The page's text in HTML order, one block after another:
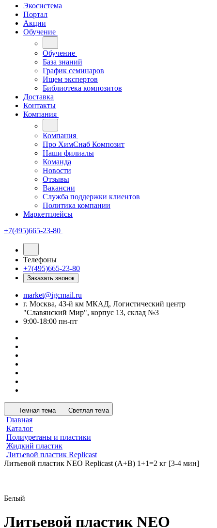
Экосистема
Портал
Акции
Обучение
Обучение
База знаний
График семинаров
Ищем экспертов
Библиотека композитов
Доставка
Контакты
Компания
Компания
Про ХимСнаб Композит
Наши филиалы
Команда
Новости
Отзывы
Вакансии
Служба поддержки клиентов
Политика компании
Маркетплейсы
+7(495)665-23-80
Телефоны
+7(495)665-23-80
Заказать звонок
market@igcmail.ru
г. Москва, 43-й км МКАД, Логистический центр
"Славянский Мир", корпус 13, склад №3
9:00-18:00 пн-пт
Темная тема Светлая тема
Главная
Каталог
Полиуретаны и пластики
Жидкий пластик
Литьевой пластик Replicast
Литьевой пластик NEO Replicast (А+В) 1+1=2 кг [3-4 мин]
Белый
Литьевой пластик NEO